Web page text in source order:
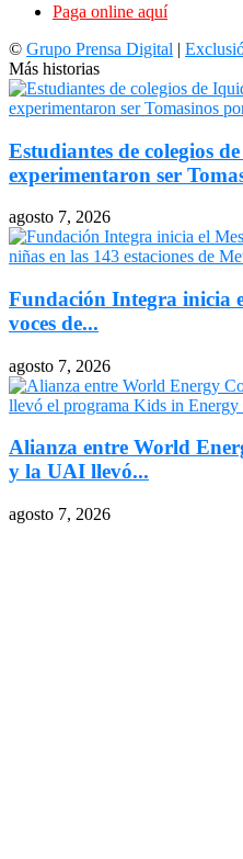
Paga online aquí
© Grupo Prensa Digital |
Más historias
Estudiantes de colegios
experimentaron ser
agosto 7, 2026
Fundación Integra inicia
voces de...
agosto 7, 2026
Alianza entre World
y la UAI llevó...
agosto 7, 2026